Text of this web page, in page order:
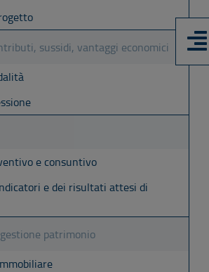
sussidi, vantaggi economici
e consuntivo
e dei risultati attesi di
patrimonio